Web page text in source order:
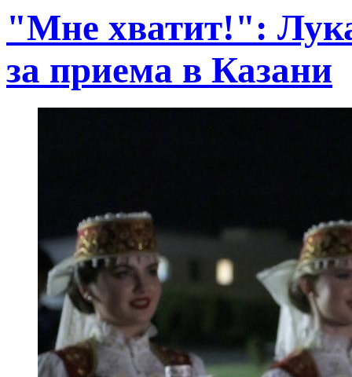
"Мне хватит!":
за приема в Казани